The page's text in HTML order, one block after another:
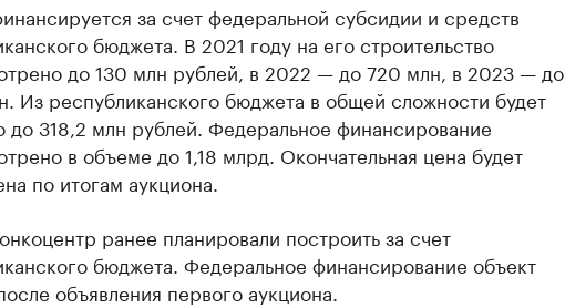
за счет федеральной субсидии и средств
бюджета. В 2021 году на его строительство
до 130 млн рублей, в 2022 — до 720 млн, в 2023 — до
Из республиканского бюджета в общей сложности будет
до 318,2 млн рублей. Федеральное финансирование
в объеме до 1,18 млрд. Окончательная цена будет
по итогам аукциона.
ранее планировали построить за счет
бюджета. Федеральное финансирование объект
объявления первого аукциона.